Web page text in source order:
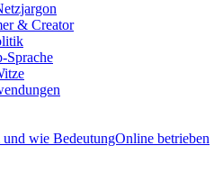
& Creator
Sprache
wie BedeutungOnline betrieben